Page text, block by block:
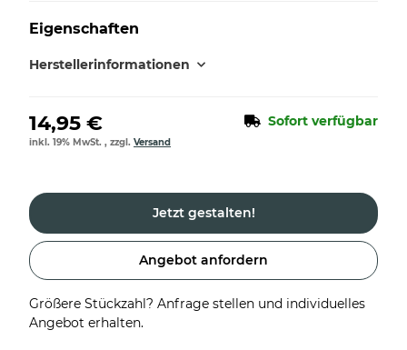
Eigenschaften
Herstellerinformationen
14,95 € Sofort verfügbar
inkl. 19% MwSt. , zzgl. Versand
Jetzt gestalten!
Angebot anfordern
Größere Stückzahl? Anfrage stellen und individuelles
Angebot erhalten.